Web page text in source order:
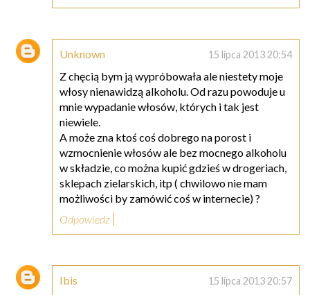
Unknown 15 lipca 2013 20:54
Z chęcią bym ją wypróbowała ale niestety moje
włosy nienawidzą alkoholu. Od razu powoduje u
mnie wypadanie włosów, których i tak jest
niewiele.
A może zna ktoś coś dobrego na porost i
wzmocnienie włosów ale bez mocnego alkoholu
w składzie, co można kupić gdzieś w drogeriach,
sklepach zielarskich, itp ( chwilowo nie mam
możliwości by zamówić coś w internecie) ?
Odpowiedz
Ibis 15 lipca 2013 20:57